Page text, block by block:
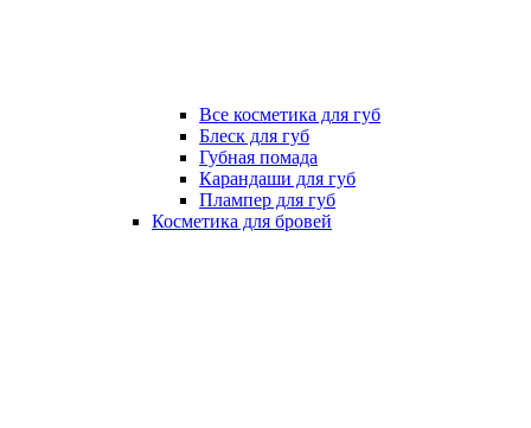
Все косметика для губ
Блеск для губ
Губная помада
Карандаши для губ
Плампер для губ
Косметика для бровей